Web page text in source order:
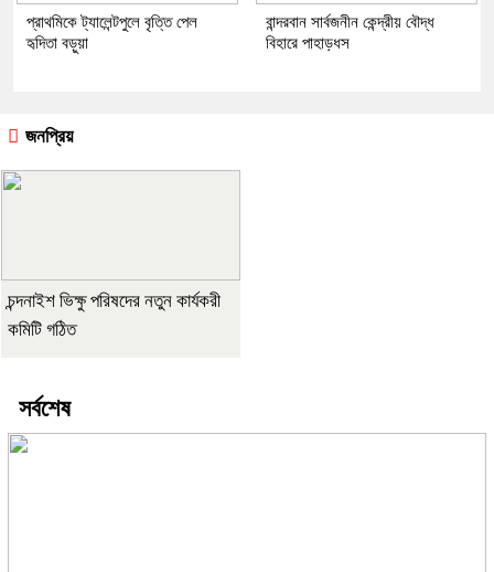
প্রাথমিকে ট্যালেন্টপুলে বৃত্তি পেল
হৃদিতা বড়ুয়া
বান্দরবান সার্বজনীন কেন্দ্রীয় বৌদ্ধ
বিহারে পাহাড়ধস
জনপ্রিয়
চন্দনাইশ ভিক্ষু পরিষদের নতুন কার্যকরী
কমিটি গঠিত
সর্বশেষ